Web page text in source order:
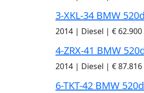
3-XKL-34 BMW
2014 | Diesel | € 62.900
4-ZRX-41 BMW
2014 | Diesel | € 87.816
6-TKT-42 BMW